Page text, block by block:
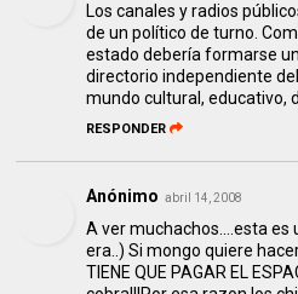
Los canales y radios
de un político de turno.
estado debería formarse
directorio independiente
mundo cultural, educativo,
RESPONDER
Anónimo abril 14, 2008
A ver muchachos....esta es
era..) Si mongo quiere
TIENE QUE PAGAR EL